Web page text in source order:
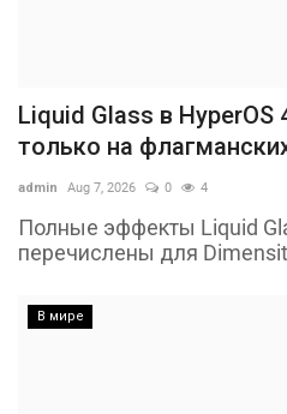
Liquid Glass в HyperOS
только на
admin Aug 7, 2026 0 4
Полные эффекты Liquid
перечислены для
В мире